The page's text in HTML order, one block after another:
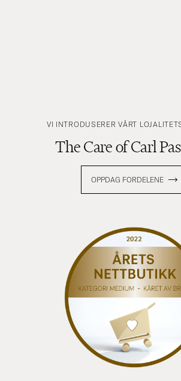
VI INTRODUSERER VÅRT
The Care of Carl
OPPDAG FORDELENE